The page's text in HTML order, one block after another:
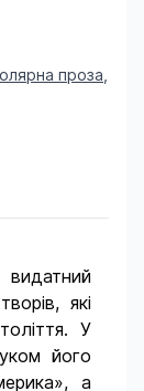
проза
які
У
його
а